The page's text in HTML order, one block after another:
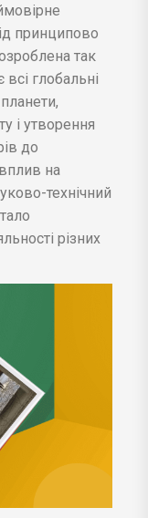
принципово
так
глобальні
і утворення
до
на
технічний
різних